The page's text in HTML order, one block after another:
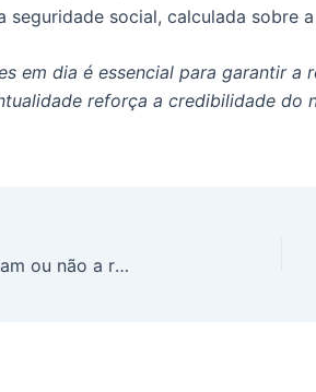
social, calculada sobre
em dia é essencial para garantir
reforça a credibilidade do
Diárias de viagem e ajuda de custo: integram ou não a remuneração do empregado?